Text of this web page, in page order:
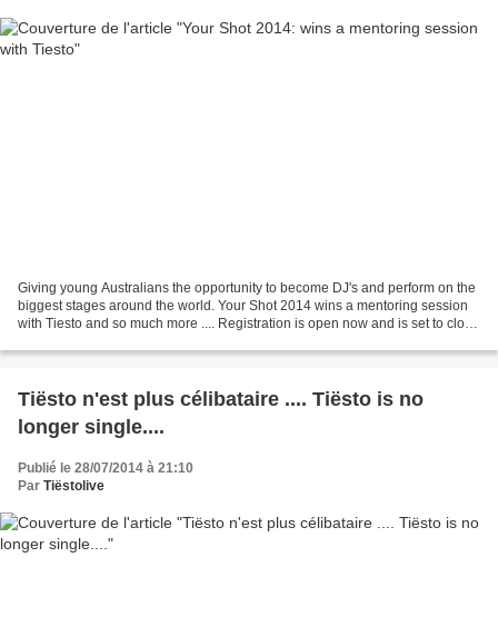
Giving young Australians the opportunity to become DJ's and perform on the
biggest stages around the world. Your Shot 2014 wins a mentoring session
with Tiesto and so much more .... Registration is open now and is set to close
Tiësto n'est plus célibataire .... Tiësto is no
longer single....
Publié le 28/07/2014 à 21:10
Par Tiëstolive